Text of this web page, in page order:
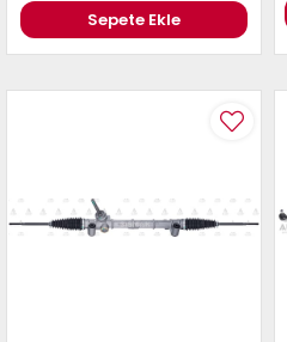
Sepete Ekle